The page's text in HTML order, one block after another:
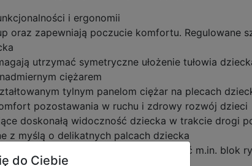
i ergonomii
oraz zapewniają poczucie komfortu. Regulowane
utrzymać symetryczne ułożenie tułowia
ciężarem
tylnym panelom ciężar na plecach
pozostawania w ruchu i zdrowy rozwój dzieci
doskonałą widoczność dziecka w trakcie drogi
z myślą o delikatnych palcach dziecka
Pozostałe komory pozwolą schować m.in. blok
do Ciebie